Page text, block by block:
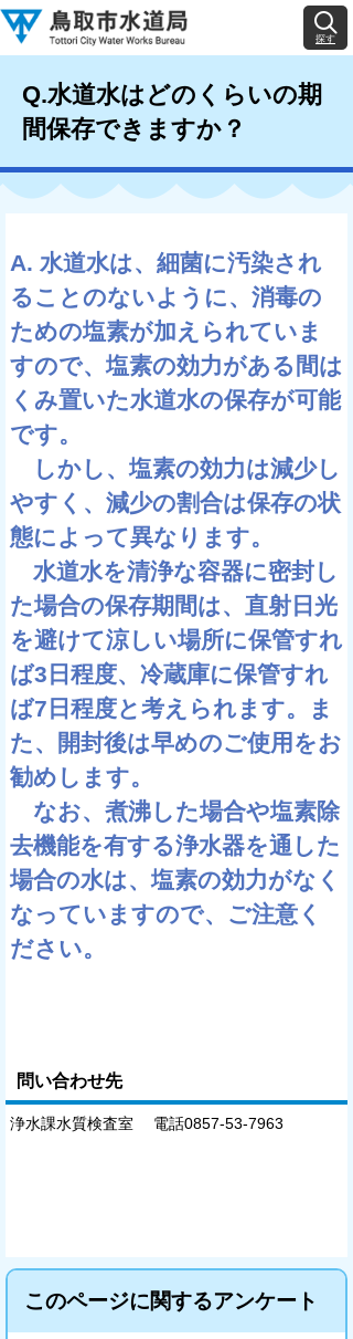
探す
Q.水道水はどのくらいの期
間保存できますか？
A. 水道水は、細菌に汚染され
ることのないように、消毒の
ための塩素が加えられていま
すので、塩素の効力がある間は
くみ置いた水道水の保存が可能
です。
しかし、塩素の効力は減少し
やすく、減少の割合は保存の状
態によって異なります。
水道水を清浄な容器に密封し
た場合の保存期間は、直射日光
を避けて涼しい場所に保管すれ
ば3日程度、冷蔵庫に保管すれ
ば7日程度と考えられます。ま
た、開封後は早めのご使用をお
勧めします。
なお、煮沸した場合や塩素除
去機能を有する浄水器を通した
場合の水は、塩素の効力がなく
なっていますので、ご注意く
ださい。
問い合わせ先
浄水課水質検査室 電話0857-53-7963
このページに関するアンケート